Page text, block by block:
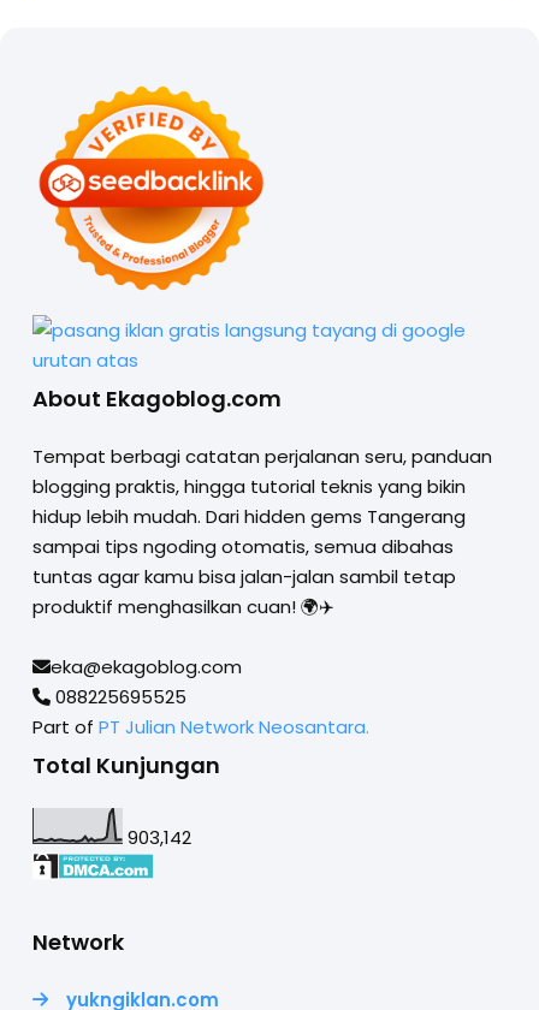
About Ekagoblog.com
Tempat berbagi catatan perjalanan seru, panduan
blogging praktis, hingga tutorial teknis yang bikin
hidup lebih mudah. Dari hidden gems Tangerang
sampai tips ngoding otomatis, semua dibahas
tuntas agar kamu bisa jalan-jalan sambil tetap
produktif menghasilkan cuan! 🌍✈️
eka@ekagoblog.com
088225695525
Part of PT Julian Network Neosantara.
Total Kunjungan
903,142
Network
yukngiklan.com